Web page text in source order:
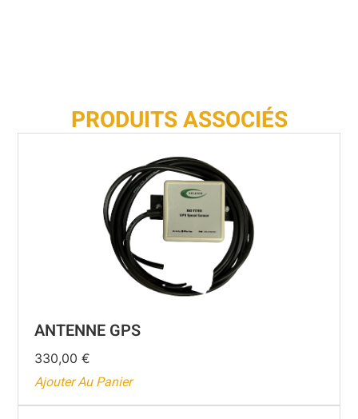
PRODUITS ASSOCIÉS
ANTENNE GPS
330,00€
Ajouter Au Panier